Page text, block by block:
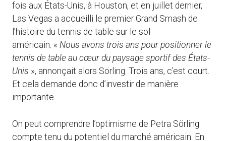
fois aux États-Unis, à Houston, et en juillet dernier,
Las Vegas a accueilli le premier Grand Smash de
l’histoire du tennis de table sur le sol
américain. « Nous avons trois ans pour positionner le
tennis de table au cœur du paysage sportif des États-
Unis », annonçait alors Sörling. Trois ans, c’est court.
Et cela demande donc d’investir de manière
importante.
On peut comprendre l’optimisme de Petra Sörling
compte tenu du potentiel du marché américain. En